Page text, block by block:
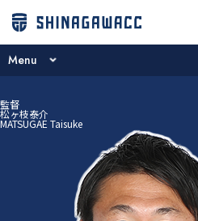
チームコンセプト
ブログ
ニュース
試合日程･結果
Menu
ブログ
監督
松ヶ枝泰介
MATSUGAE Taisuke